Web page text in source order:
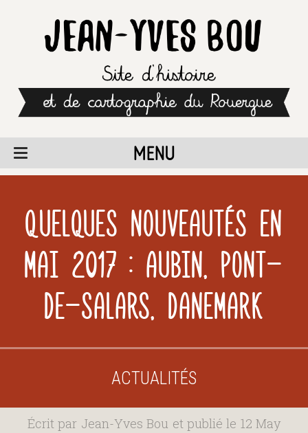
MENU
Quelques nouveautés en
Mai 2017 : Aubin, Pont-
de-Salars, Danemark
ACTUALITÉS
Écrit par Jean-Yves Bou et publié le 12 May